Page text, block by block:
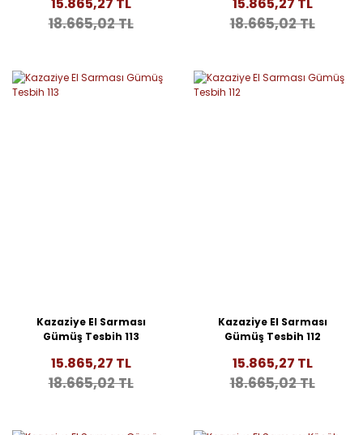
18.665,02 TL 18.665,02 TL
Kazaziye El Sarması
Gümüş Tesbih 113
15.865,27 TL
18.665,02 TL
Kazaziye El Sarması
Gümüş Tesbih 112
15.865,27 TL
18.665,02 TL